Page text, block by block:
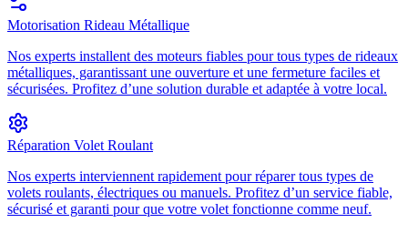
Motorisation Rideau Métallique
Nos experts installent des moteurs fiables pour tous types de rideaux
métalliques, garantissant une ouverture et une fermeture faciles et
sécurisées. Profitez d’une solution durable et adaptée à votre local.
Réparation Volet Roulant
Nos experts interviennent rapidement pour réparer tous types de
volets roulants, électriques ou manuels. Profitez d’un service fiable,
sécurisé et garanti pour que votre volet fonctionne comme neuf.